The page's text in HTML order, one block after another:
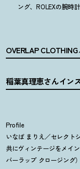
ング、ROLEXの腕時
OVERLAP CLOTHING
稲葉真理恵さんイン
Profile
いなば まりえ／セレクト
共にヴィンテージをメイ
バーラップ クロージング